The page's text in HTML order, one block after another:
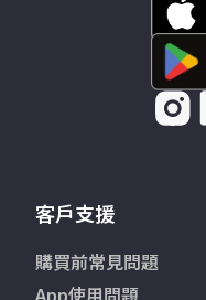
客戶支援
購買前常見問題